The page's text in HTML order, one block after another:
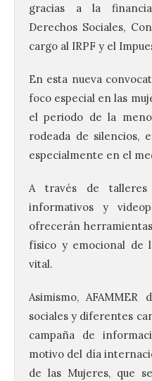
gracias a la
Derechos Sociales,
cargo al IRPF y el
En esta nueva
foco especial en las
el periodo de la
rodeada de silencios,
especialmente en el
A través de talleres
informativos y
ofrecerán
físico y emocional de
vital.
Asimismo,
sociales y diferentes
campaña de
motivo del día
de las Mujeres, que